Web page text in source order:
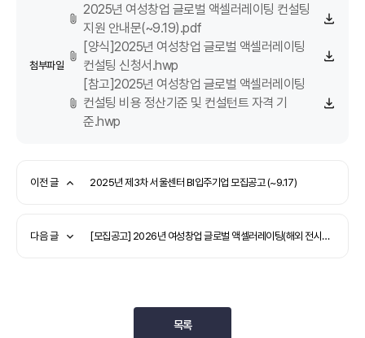
첨부파일
2025년 여성창업 글로벌 액셀러레이팅 컨설팅
지원 안내문(~9.19).pdf
[양식]2025년 여성창업 글로벌 액셀러레이팅
컨설팅 신청서.hwp
[참고]2025년 여성창업 글로벌 액셀러레이팅
컨설팅 비용 정산기준 및 컨설턴트 자격 기
준.hwp
이전 글 2025년 제3차 서울센터 BI입주기업 모집공고 (~9.17)
다음 글 [모집공고] 2026년 여성창업 글로벌 액셀러레이팅(해외 전시회) 참가기업 모집공고(추가모집)
목록